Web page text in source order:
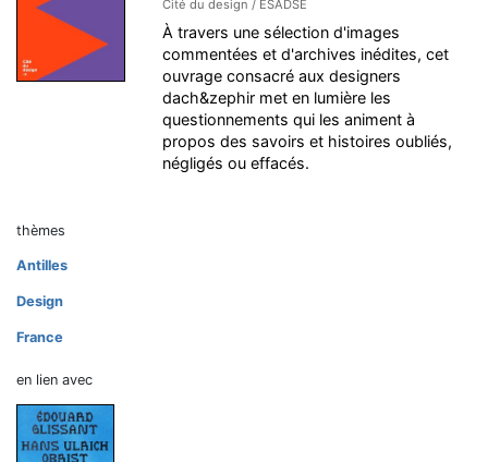
Cité du design / ESADSE
À travers une sélection d'images
commentées et d'archives inédites, cet
ouvrage consacré aux designers
dach&zephir met en lumière les
questionnements qui les animent à
propos des savoirs et histoires oubliés,
négligés ou effacés.
thèmes
Antilles
Design
France
en lien avec